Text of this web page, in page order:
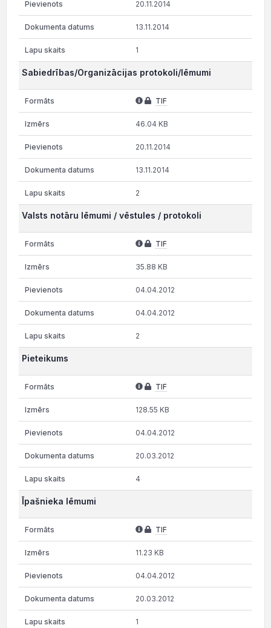
20.11.2014
13.11.2014
1
Sabiedrības/Organizācijas protokoli/lēmumi
TIF
46.04 KB
20.11.2014
13.11.2014
2
Valsts notāru lēmumi / vēstules / protokoli
TIF
35.88 KB
04.04.2012
04.04.2012
2
Pieteikums
TIF
128.55 KB
04.04.2012
20.03.2012
4
Īpašnieka lēmumi
TIF
11.23 KB
04.04.2012
20.03.2012
1